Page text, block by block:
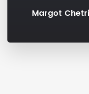
Margot